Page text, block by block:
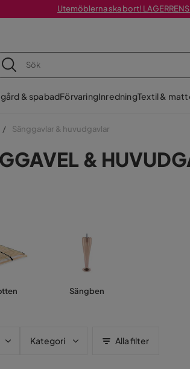
Utemöblerna ska bort!
& spabadFörvaringInredningTextil &
Sänggavlar & huvudgavlar
&
Sängben
Kategori Alla filter